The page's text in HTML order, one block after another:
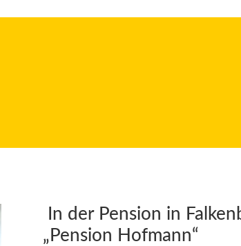
In der Pension in
„Pension Hofmann“